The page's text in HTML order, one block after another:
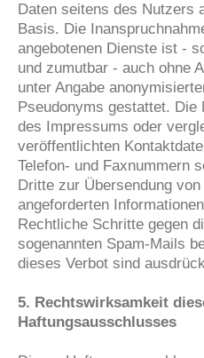
Daten seitens des Nutzers
Basis. Die
angebotenen Dienste ist -
und zumutbar - auch ohne
unter Angabe
Pseudonyms gestattet. Die
des Impressums oder
veröffentlichten
Telefon- und Faxnummern
Dritte zur Übersendung
angeforderten
Rechtliche Schritte gegen
sogenannten Spam-Mails
dieses Verbot sind
5. Rechtswirksamkeit
Haftungsausschlusses